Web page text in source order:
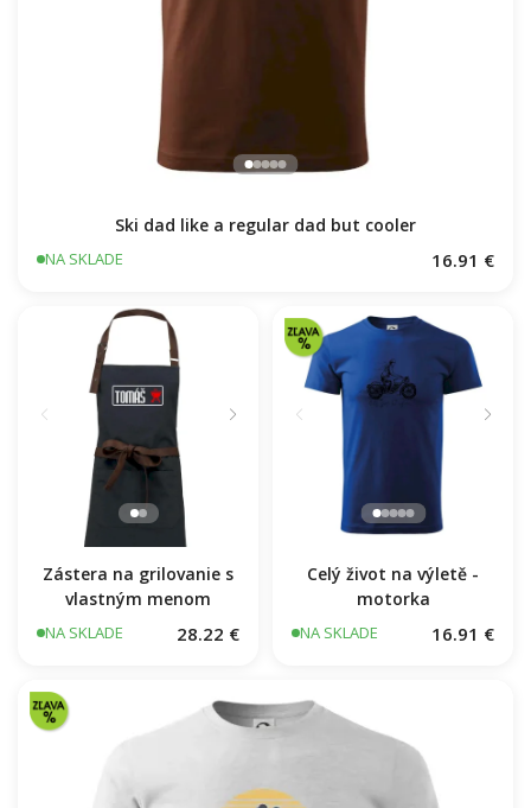
Ski dad like a regular dad but cooler
NA SKLADE 16.91 €
Zástera na grilovanie s
vlastným menom
NA SKLADE 28.22 €
Celý život na výletě -
motorka
NA SKLADE 16.91 €